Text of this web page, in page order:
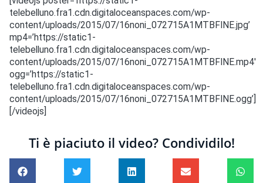
telebelluno.fra1.cdn.digitaloceanspaces.com/wp-
content/uploads/2015/07/16noni_072715A1MTBFINE.jpg’
mp4=’https://static1-
telebelluno.fra1.cdn.digitaloceanspaces.com/wp-
content/uploads/2015/07/16noni_072715A1MTBFINE.mp4′
ogg=’https://static1-
telebelluno.fra1.cdn.digitaloceanspaces.com/wp-
content/uploads/2015/07/16noni_072715A1MTBFINE.ogg’]
[/videojs]
Ti è piaciuto il video? Condividilo!